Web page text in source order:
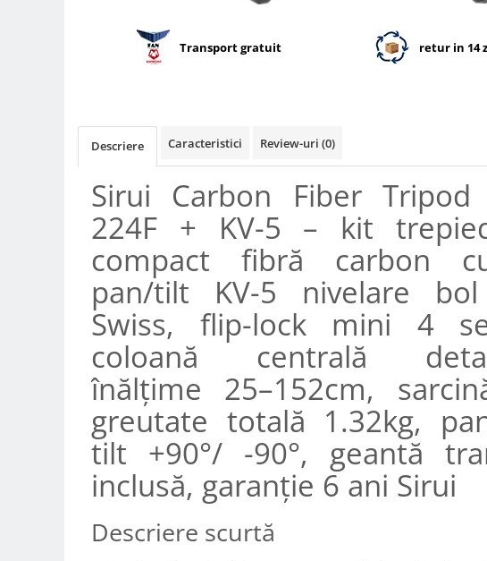
Inele reductii obiective
Compatibil Sony
Blitz-uri circulare (Macro)
Adaptoare stativ port umbrela si
Cabluri si Patine Sincron
Alimentare auxiliara blitz
Protectie patina apa, ploaie
Bounce-uri, Softbox-uri
Ring-Flash Adaptor
Bracket-uri si suporti
Huse protectie blitz extern
Huse protectie filtre gel
Accesorii Aparate Digitale
Carduri memorie, Cititoare
Transport gratuit retur in 14
Descriere Caracteristici Review-uri (0)
Sirui Carbon Fiber
224F + KV-5 – kit
compact fibră carbon
pan/tilt KV-5 nivelare
Swiss, flip-lock mini 4
coloană centrală
înălțime 25–152cm,
greutate totală 1.32kg,
tilt +90°/ -90°, geantă
inclusă, garanție 6 ani Sirui
Descriere scurtă